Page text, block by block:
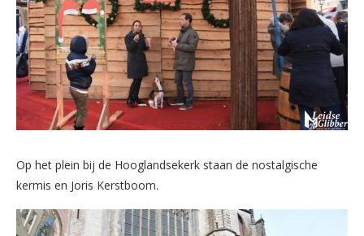
Op het plein bij de Hooglandsekerk staan de nostalgische
kermis en Joris Kerstboom.